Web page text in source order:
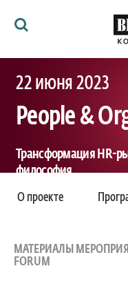
Партнёрам
О нас
Ведомости
Как потратить
22 июня 2023
People &
Трансформация HR-
философия
XXXIV регулярный
Малый Ивановский
О проекте
МАТЕРИАЛЫ
FORUM